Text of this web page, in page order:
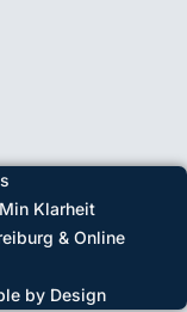
Klarheit
& Online
by Design